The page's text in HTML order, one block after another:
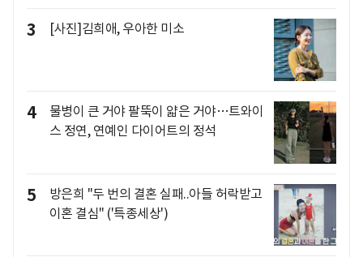
3 [사진]김희애, 우아한 미소
4
물병이 큰 거야 팔뚝이 얇은 거야…트와이
스 정연, 연예인 다이어트의 정석
5
방은희 "두 번의 결혼 실패..아들 허락받고
이혼 결심" ('특종세상')